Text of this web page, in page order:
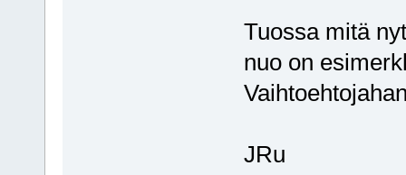
Tuossa mitä
nuo on
JRu